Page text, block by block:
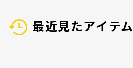
最近見たアイテム